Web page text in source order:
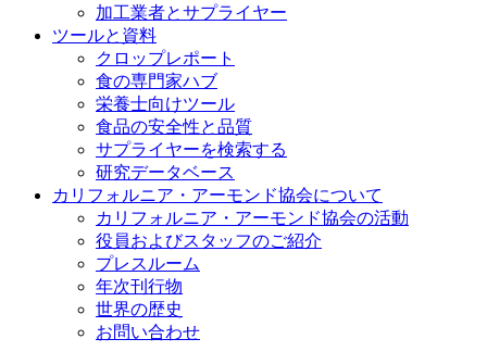
加工業者とサプライヤー
ツールと資料
クロップレポート
食の専門家ハブ
栄養士向けツール
食品の安全性と品質
サプライヤーを検索する
研究データベース
カリフォルニア・アーモンド協会について
カリフォルニア・アーモンド協会の活動
役員およびスタッフのご紹介
プレスルーム
年次刊行物
世界の歴史
お問い合わせ